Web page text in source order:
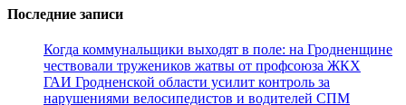
Последние записи
Когда коммунальщики выходят в поле: на Гродненщине
чествовали тружеников жатвы от профсоюза ЖКХ
ГАИ Гродненской области усилит контроль за
нарушениями велосипедистов и водителей СПМ